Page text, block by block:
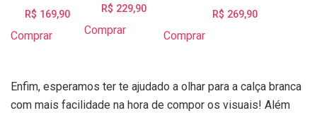
R$ 169,90
Comprar
R$ 229,90
Comprar
R$ 269,90
Comprar
Enfim, esperamos ter te ajudado a olhar para a calça branca
com mais facilidade na hora de compor os visuais! Além